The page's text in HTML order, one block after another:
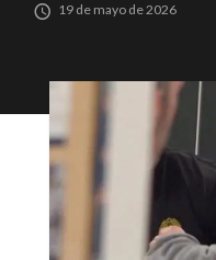
19 de mayo de 2026